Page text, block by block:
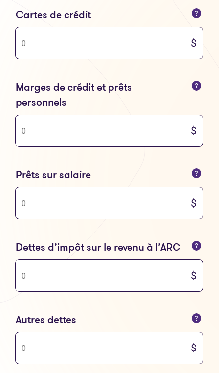
Cartes de crédit
Vous ne pouvez saisir que des nombres
Marges de crédit et prêts
personnels
Vous ne pouvez saisir que des nombres
Prêts sur salaire
Vous ne pouvez saisir que des nombres
Dettes d’impôt sur le revenu à l’ARC
Vous ne pouvez saisir que des nombres
Autres dettes
Vous ne pouvez saisir que des nombres